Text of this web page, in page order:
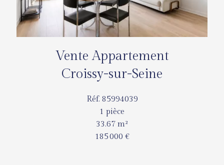
Vente Appartement
Croissy-sur-Seine
Réf. 85994039
1 pièce
33.67 m²
185 000 €